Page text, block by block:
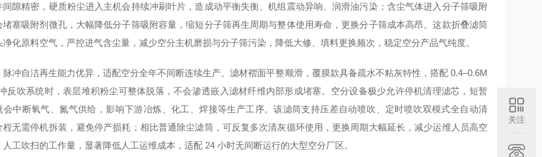
间隙精密，硬质粉尘进入主机会持续冲刷叶片，造成动平衡失衡、机组震动异响、润滑油污染；含尘气体进入分子筛吸附
堵塞吸附剂微孔，大幅降低分子筛吸附容量，缩短分子筛再生周期与整体使用寿命，更换分子筛成本高昂。这款折叠滤筒
净化原料空气，严控进气含尘量，减少空分主机磨损与分子筛污染，降低大修、填料更换频次，稳定空分产品气纯度。
脉冲自洁再生能力优异，适配空分全年不间断连续生产。滤材褶面平整顺滑，覆膜款具备疏水不粘灰特性，搭配 0.4–0.6M
反吹系统时，表层堆积粉尘可整体脱落，不会渗透嵌入滤材纤维内部形成堵塞。空分设备极少允许停机清理滤芯，短暂
会中断氧气、氮气供给，影响下游冶炼、化工、焊接等生产工序。该滤筒支持压差自动喷吹、定时喷吹双模式全自动清
程无需停机拆装，避免停产损耗；相比普通除尘滤筒，可反复多次清灰循环使用，更换周期大幅延长，减少运维人员高空
人工吹扫的工作量，显著降低人工运维成本，适配 24 小时无间断运行的大型空分厂区。
关注